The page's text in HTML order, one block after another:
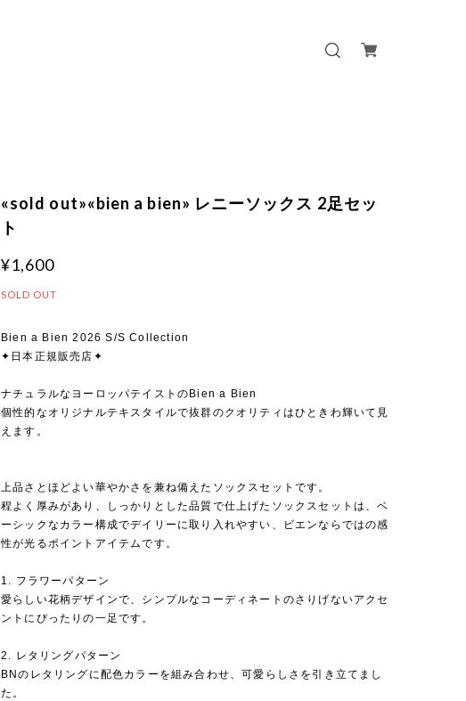
«sold out»«bien a bien» レニーソックス 2足セッ
ト
¥1,600
SOLD OUT
Bien a Bien 2026 S/S Collection
✦日本正規販売店✦
ナチュラルなヨーロッパテイストのBien a Bien
個性的なオリジナルテキスタイルで抜群のクオリティはひときわ輝いて見
えます。
上品さとほどよい華やかさを兼ね備えたソックスセットです。
程よく厚みがあり、しっかりとした品質で仕上げたソックスセットは、ベ
ーシックなカラー構成でデイリーに取り入れやすい、ビエンならではの感
性が光るポイントアイテムです。
1. フラワーパターン
愛らしい花柄デザインで、シンプルなコーディネートのさりげないアクセ
ントにぴったりの一足です。
2. レタリングパターン
BNのレタリングに配色カラーを組み合わせ、可愛らしさを引き立てまし
た。